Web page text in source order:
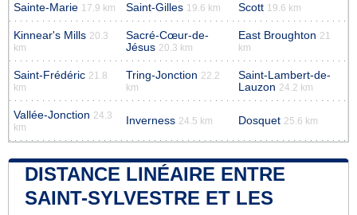
Sainte-Marie 17.9 km Saint-Gilles 19.6 km Scott 19.6 km
Kinnear's Mills 20.3
km
Sacré-Cœur-de-
Jésus 20.3 km
East Broughton 21
km
Saint-Frédéric 21.8
km
Tring-Jonction 22.2
km
Saint-Lambert-de-
Lauzon 24.2 km
Vallée-Jonction 24.3
km
Inverness 24.5 km Dosquet 25.6 km
DISTANCE LINÉAIRE ENTRE
SAINT-SYLVESTRE ET LES